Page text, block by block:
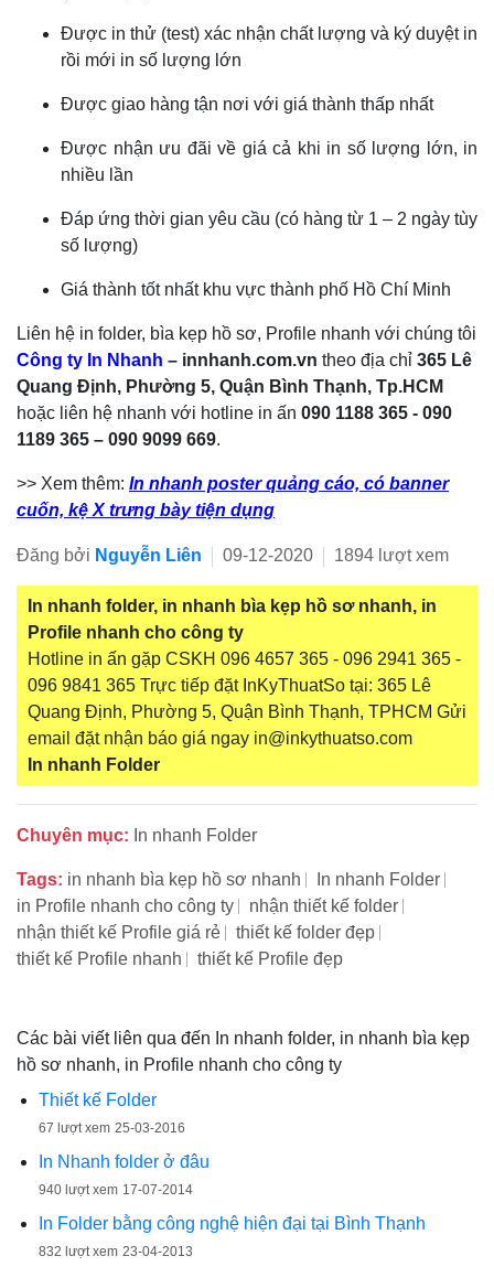
Được in thử (test) xác nhận chất lượng và ký duyệt in
rồi mới in số lượng lớn
Được giao hàng tận nơi với giá thành thấp nhất
Được nhận ưu đãi về giá cả khi in số lượng lớn, in
nhiều lần
Đáp ứng thời gian yêu cầu (có hàng từ 1 – 2 ngày tùy
số lượng)
Giá thành tốt nhất khu vực thành phố Hồ Chí Minh
Liên hệ in folder, bìa kẹp hồ sơ, Profile nhanh với chúng tôi
Công ty In Nhanh – innhanh.com.vn theo địa chỉ 365 Lê
Quang Định, Phường 5, Quận Bình Thạnh, Tp.HCM
hoặc liên hệ nhanh với hotline in ấn 090 1188 365 - 090
1189 365 – 090 9099 669.
>> Xem thêm: In nhanh poster quảng cáo, có banner
cuốn, kệ X trưng bày tiện dụng
Đăng bởi Nguyễn Liên 09-12-2020 1894 lượt xem
In nhanh folder, in nhanh bìa kẹp hồ sơ nhanh, in
Profile nhanh cho công ty
Hotline in ấn gặp CSKH 096 4657 365 - 096 2941 365 -
096 9841 365 Trực tiếp đặt InKyThuatSo tại: 365 Lê
Quang Định, Phường 5, Quận Bình Thạnh, TPHCM Gửi
email đặt nhận báo giá ngay in@inkythuatso.com
In nhanh Folder
Chuyên mục: In nhanh Folder
Tags: in nhanh bìa kẹp hồ sơ nhanh
In nhanh Folder
in Profile nhanh cho công ty
nhận thiết kế folder
nhận thiết kế Profile giá rẻ
thiết kế folder đẹp
thiết kế Profile nhanh
thiết kế Profile đẹp
Các bài viết liên qua đến In nhanh folder, in nhanh bìa kẹp
hồ sơ nhanh, in Profile nhanh cho công ty
Thiết kế Folder
67 lượt xem 25-03-2016
In Nhanh folder ở đâu
940 lượt xem 17-07-2014
In Folder bằng công nghệ hiện đại tại Bình Thạnh
832 lượt xem 23-04-2013